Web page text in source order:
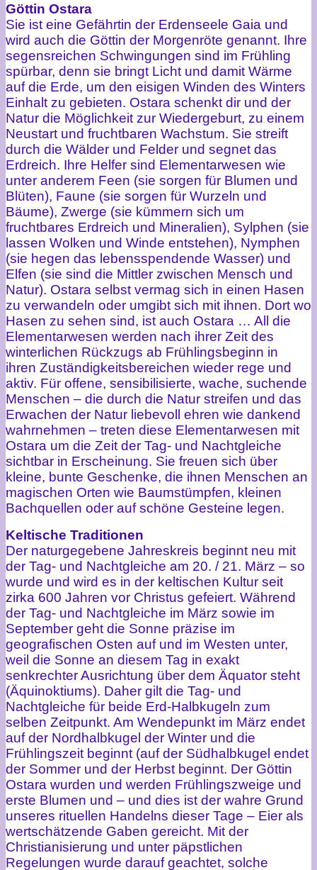
Göttin Ostara
Sie ist eine Gefährtin der Erdenseele Gaia und
wird auch die Göttin der Morgenröte genannt. Ihre
segensreichen Schwingungen sind im Frühling
spürbar, denn sie bringt Licht und damit Wärme
auf die Erde, um den eisigen Winden des Winters
Einhalt zu gebieten. Ostara schenkt dir und der
Natur die Möglichkeit zur Wiedergeburt, zu einem
Neustart und fruchtbaren Wachstum. Sie streift
durch die Wälder und Felder und segnet das
Erdreich. Ihre Helfer sind Elementarwesen wie
unter anderem Feen (sie sorgen für Blumen und
Blüten), Faune (sie sorgen für Wurzeln und
Bäume), Zwerge (sie kümmern sich um
fruchtbares Erdreich und Mineralien), Sylphen (sie
lassen Wolken und Winde entstehen), Nymphen
(sie hegen das lebensspendende Wasser) und
Elfen (sie sind die Mittler zwischen Mensch und
Natur). Ostara selbst vermag sich in einen Hasen
zu verwandeln oder umgibt sich mit ihnen. Dort wo
Hasen zu sehen sind, ist auch Ostara … All die
Elementarwesen werden nach ihrer Zeit des
winterlichen Rückzugs ab Frühlingsbeginn in
ihren Zuständigkeitsbereichen wieder rege und
aktiv. Für offene, sensibilisierte, wache, suchende
Menschen – die durch die Natur streifen und das
Erwachen der Natur liebevoll ehren wie dankend
wahrnehmen – treten diese Elementarwesen mit
Ostara um die Zeit der Tag- und Nachtgleiche
sichtbar in Erscheinung. Sie freuen sich über
kleine, bunte Geschenke, die ihnen Menschen an
magischen Orten wie Baumstümpfen, kleinen
Bachquellen oder auf schöne Gesteine legen.
Keltische Traditionen
Der naturgegebene Jahreskreis beginnt neu mit
der Tag- und Nachtgleiche am 20. / 21. März – so
wurde und wird es in der keltischen Kultur seit
zirka 600 Jahren vor Christus gefeiert. Während
der Tag- und Nachtgleiche im März sowie im
September geht die Sonne präzise im
geografischen Osten auf und im Westen unter,
weil die Sonne an diesem Tag in exakt
senkrechter Ausrichtung über dem Äquator steht
(Äquinoktiums). Daher gilt die Tag- und
Nachtgleiche für beide Erd-Halbkugeln zum
selben Zeitpunkt. Am Wendepunkt im März endet
auf der Nordhalbkugel der Winter und die
Frühlingszeit beginnt (auf der Südhalbkugel endet
der Sommer und der Herbst beginnt. Der Göttin
Ostara wurden und werden Frühlingszweige und
erste Blumen und – und dies ist der wahre Grund
unseres rituellen Handelns dieser Tage – Eier als
wertschätzende Gaben gereicht. Mit der
Christianisierung und unter päpstlichen
Regelungen wurde darauf geachtet, solche